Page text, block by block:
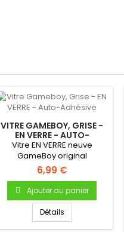
VITRE GAMEBOY, GRISE -
EN VERRE - AUTO-
ADHÉSIVE
Vitre EN VERRE neuve
GameBoy original
(Gameboy Fat) -
Autocollante -...
6,99 €
Ajouter au panier
Détails